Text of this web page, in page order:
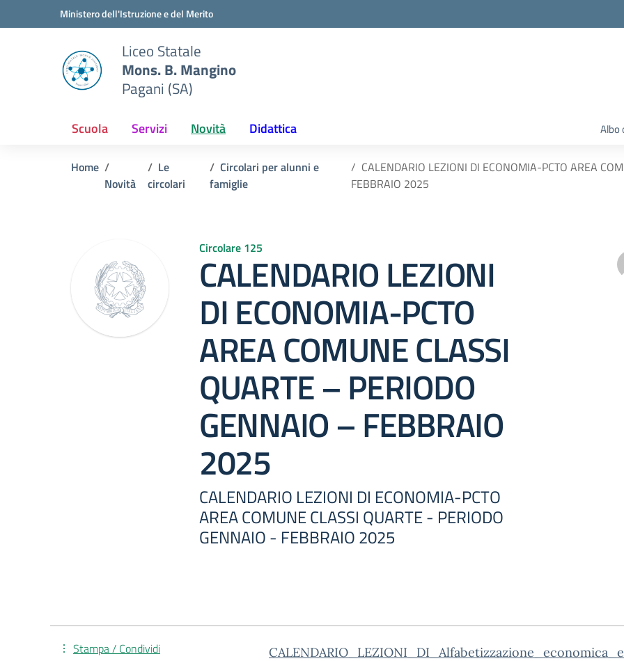
Vai ai contenuti
Vai al menu di navigazioneMinistero dell'Istruzione e del Merito
Liceo Statale
Mons. B. Mangino
Pagani (SA)
Scuola Servizi Novità Didattica Albo
Home
Novità
Le
circolari
Circolari per alunni e
famiglie
CALENDARIO LEZIONI DI ECONOMIA-PCTO AREA
FEBBRAIO 2025
Circolare 125
CALENDARIO LEZIONI
DI ECONOMIA-PCTO
AREA COMUNE CLASSI
QUARTE – PERIODO
GENNAIO – FEBBRAIO
2025
CALENDARIO LEZIONI DI ECONOMIA-PCTO
AREA COMUNE CLASSI QUARTE - PERIODO
GENNAIO - FEBBRAIO 2025
Stampa / Condividi